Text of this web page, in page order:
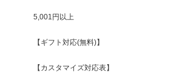
5,001円以上
【ギフト対応(無料)】
【カスタマイズ対応表】